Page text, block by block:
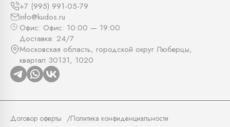
+7 (995) 991-05-79
info@kudos.ru
Офис: Офис: 10:00 — 19:00
Доставка: 24/7
Московская область, городской округ Люберцы,
квартал 30131, 1020
Договор оферты Политика конфиденциальности